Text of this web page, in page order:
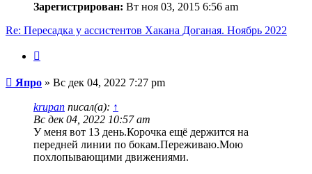
Зарегистрирован: Вт ноя 03, 2015 6:56 am
Re: Пересадка у ассистентов Хакана Доганая. Ноябрь 2022
Сообщение
Япро » Вс дек 04, 2022 7:27 pm
krupan писал(а): ↑
Вс дек 04, 2022 10:57 am
У меня вот 13 день.Корочка ещё держится на
передней линии по бокам.Переживаю.Мою
похлопывающими движениями.